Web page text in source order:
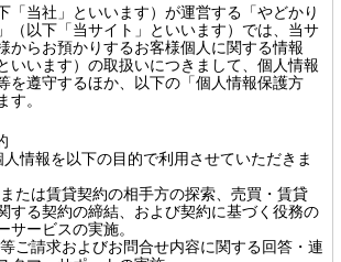
「当社」といいます）が運営する「やどかり
（以下「当サイト」といいます）では、当サ
からお預かりするお客様個人に関する情報
いいます）の取扱いにつきまして、個人情報
を遵守するほか、以下の「個人情報保護方
す。
情報を以下の目的で利用させていただきま
たは賃貸契約の相手方の探索、売買・賃貸
する契約の締結、および契約に基づく役務の
サービスの実施。
ご請求およびお問合せ内容に関する回答・連